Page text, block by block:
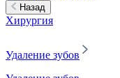
Назад
Хирургия
Удаление зубов